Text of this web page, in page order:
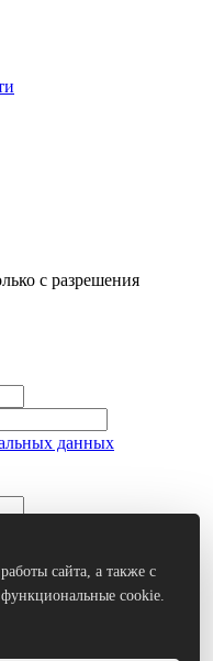
с разрешения
данных
данных
сайта, а также с
cookie.